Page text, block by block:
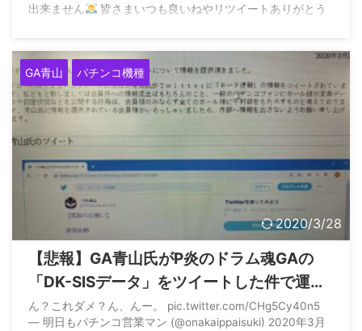
出来ません
皆さまいつも良いねやリツイートありがとう
GA青山 パチンコ機種
2020/3/28
【悲報】GA青山氏がP炎のドラム魂GAの
「DK-SISデータ」をツイートした件で運営
元ダイコク電機が注意喚起文を出した模様
ん？これダメ？ん、んー。 pic.twitter.com/CHg5Cy40n5
— 明日もパチンコ営業マン (@onakaippaisuki) 2020年3月